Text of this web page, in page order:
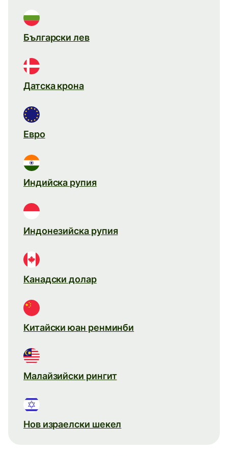
Български лев
Датска крона
Евро
Индийска рупия
Индонезийска рупия
Канадски долар
Китайски юан ренминби
Малайзийски рингит
Нов израелски шекел